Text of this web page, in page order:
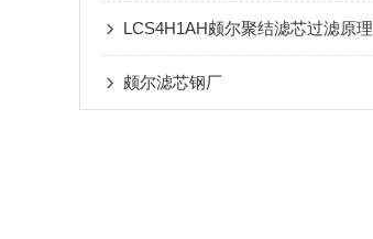
LCS4H1AH颇尔聚结滤芯过滤原理
颇尔滤芯钢厂